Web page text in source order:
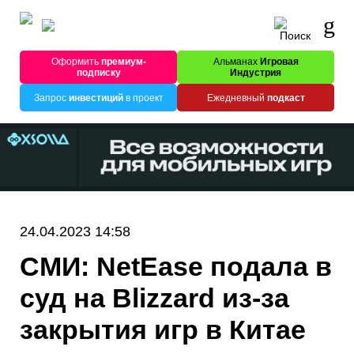
Оформитьпремиум-
подписку
Альманах Игровая
Индустрия
Запрос инвестицийв проект Ежедневный подкаст
24.04.2023 14:58
СМИ: NetEase подала в
суд на Blizzard из-за
закрытия игр в Китае